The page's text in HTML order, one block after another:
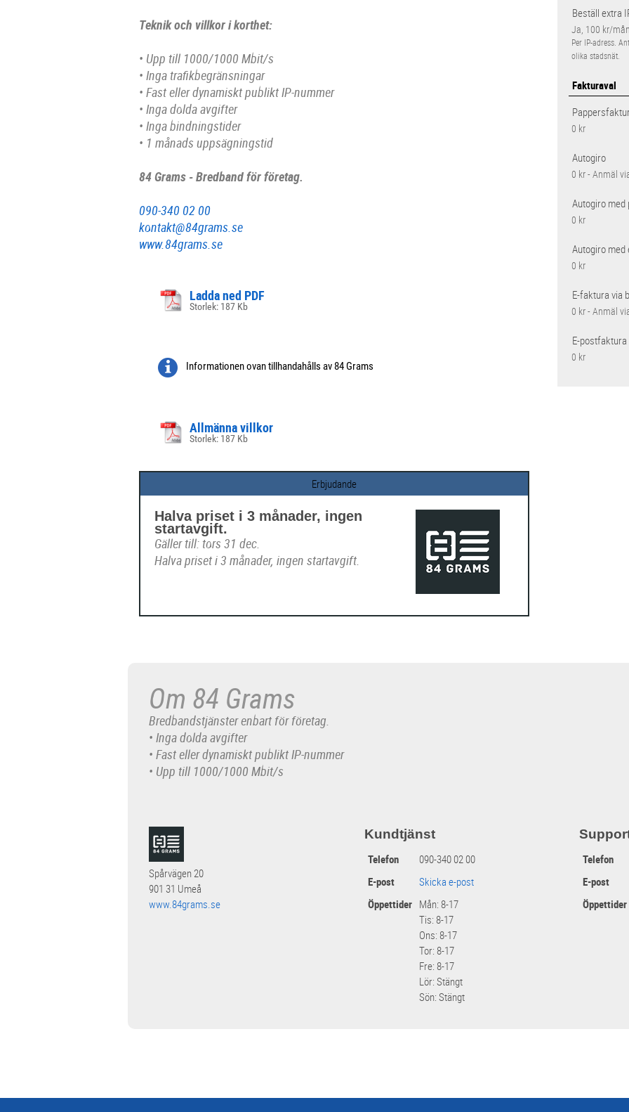
Teknik och villkor i korthet:
• Upp till 1000/1000 Mbit/s
• Inga trafikbegränsningar
• Fast eller dynamiskt publikt IP-nummer
• Inga dolda avgifter
• Inga bindningstider
• 1 månads uppsägningstid
84 Grams - Bredband för företag.
090-340 02 00
kontakt@84grams.se
www.84grams.se
Ladda ned PDF
Storlek: 187 Kb
Informationen ovan tillhandahålls av 84 Grams
Allmänna villkor
Storlek: 187 Kb
Erbjudande
Halva priset i 3 månader, ingen
startavgift.
Gäller till: tors 31 dec.
Halva priset i 3 månader, ingen startavgift.
Beställ extra
Ja, 100 kr/mån
Per IP-adress.
olika stadsnät.
Fakturaval
0 kr
Autogiro
0 kr - Anmäl
Autogiro
0 kr
Autogiro
0 kr
E-faktura via
0 kr - Anmäl
E-postfaktura
0 kr
Om 84 Grams
Bredbandstjänster enbart för företag.
• Inga dolda avgifter
• Fast eller dynamiskt publikt IP-nummer
• Upp till 1000/1000 Mbit/s
Spårvägen 20
901 31 Umeå
www.84grams.se
Kundtjänst
Telefon
090-340 02 00
E-post
Skicka e-post
Öppettider Mån: 8-17
Tis: 8-17
Ons: 8-17
Tor: 8-17
Fre: 8-17
Lör: Stängt
Sön: Stängt
Telefon
E-post
Öppettider